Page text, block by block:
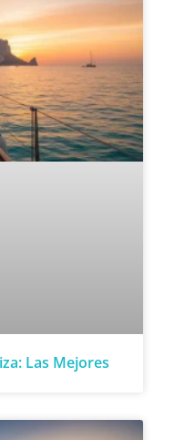
Las Mejores